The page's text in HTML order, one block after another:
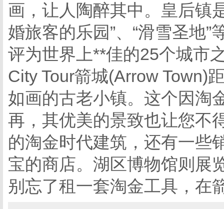
画，让人陶醉其中。皇后镇
婚旅客的乐园”、“滑雪圣地
评为世界上**佳的25个城市
City Tour箭城(Arrow Town)
如画的古老小镇。这个因淘
再，其优美的景致也让您不
的淘金时代建筑，还有一些
宝的商店。湖区博物馆则展
别忘了租一套淘金工具，在